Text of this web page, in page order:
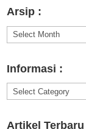
Arsip :
Arsip
Informasi :
Informasi
Artikel Terbaru